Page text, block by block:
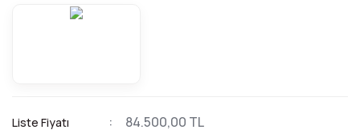
Liste Fiyatı 84.500,00 TL